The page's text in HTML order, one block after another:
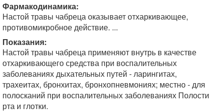
Фармакодинамика:
Настой травы чабреца оказывает отхаркивающее,
противомикробное действие. ...
Показания:
Настой травы чабреца применяют внутрь в качестве
отхаркивающего средства при воспалительных
заболеваниях дыхательных путей - ларингитах,
трахеитах, бронхитах, бронхопневмониях; местно - для
полосканий при воспалительных заболеваниях Полости
рта и глотки.